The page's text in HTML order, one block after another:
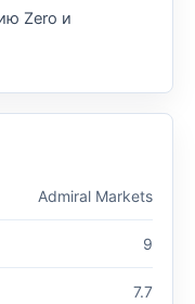
Zero и
Admiral Markets
9
7.7